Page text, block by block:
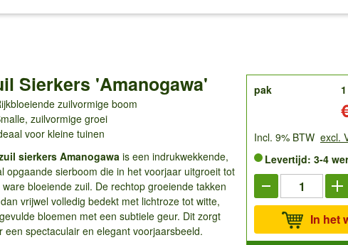
↓ ↓ ↓ ↓ ↓
Sierkers 'Amanogawa'
zuilvormige boom
zuilvormige groei
voor kleine tuinen
sierkers Amanogawa is een indrukwekkende,
opgaande sierboom die in het voorjaar uitgroeit tot
ware bloeiende zuil. De rechtop groeiende takken
vrijwel volledig bedekt met lichtroze tot witte,
bloemen met een subtiele geur. Dit zorgt
een spectaculair en elegant voorjaarsbeeld.
order
pak
Incl. 9% BTW excl.
Levertijd: 3-4
In het